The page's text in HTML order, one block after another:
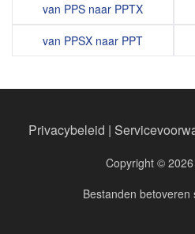
van PPS naar PPTX
van PPSX naar PPT
Privacybeleid |
Copyright ©
Bestanden betoveren